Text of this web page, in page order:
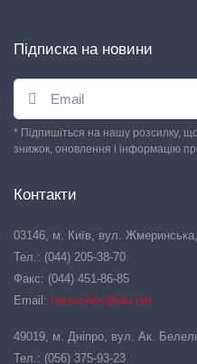
Підписка на новини
* Підпишіться на нашу розсилку,
знижок, оновлення і інформацію
Контакти
03146, м. Київ, вул.
Тел.: (044) 205-38-70
Факс: (044) 451-86-85
Email: hansa-flex@ukr.net
49019, м. Дніпро, вул. Ак.
Тел.: (056) 375-93-23